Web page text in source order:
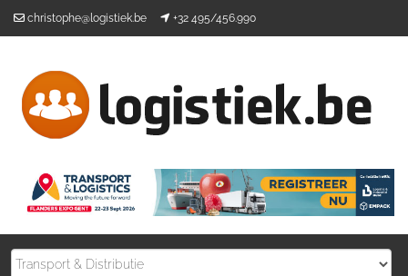
christophe@logistiek.be +32 495/456.990